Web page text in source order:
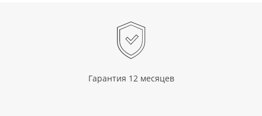
Гарантия 12 месяцев